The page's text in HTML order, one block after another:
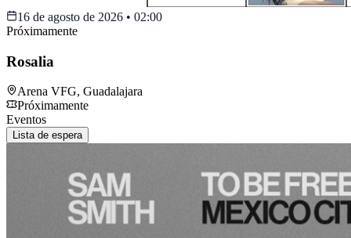
16 de agosto de 2026 • 02:00
Próximamente
Rosalia
Arena VFG, Guadalajara
Próximamente
Eventos
Lista de espera